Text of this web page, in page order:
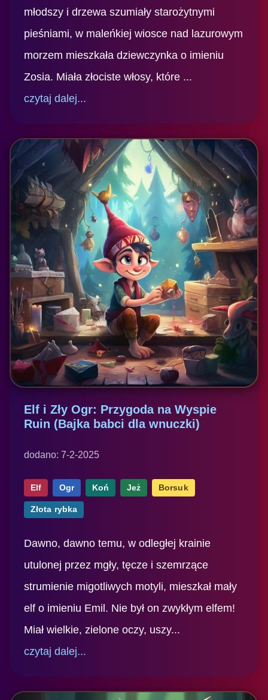
młodszy i drzewa szumiały starożytnymi
pieśniami, w maleńkiej wiosce nad lazurowym
morzem mieszkała dziewczynka o imieniu
Zosia. Miała złociste włosy, które ...
czytaj dalej...
Elf i Zły Ogr: Przygoda na Wyspie
Ruin (Bajka babci dla wnuczki)
dodano: 7-2-2025
Elf Ogr Koń Jeż Borsuk
Złota rybka
Dawno, dawno temu, w odległej krainie
utulonej przez mgły, tęcze i szemrzące
strumienie migotliwych motyli, mieszkał mały
elf o imieniu Emil. Nie był on zwykłym elfem!
Miał wielkie, zielone oczy, uszy...
czytaj dalej...